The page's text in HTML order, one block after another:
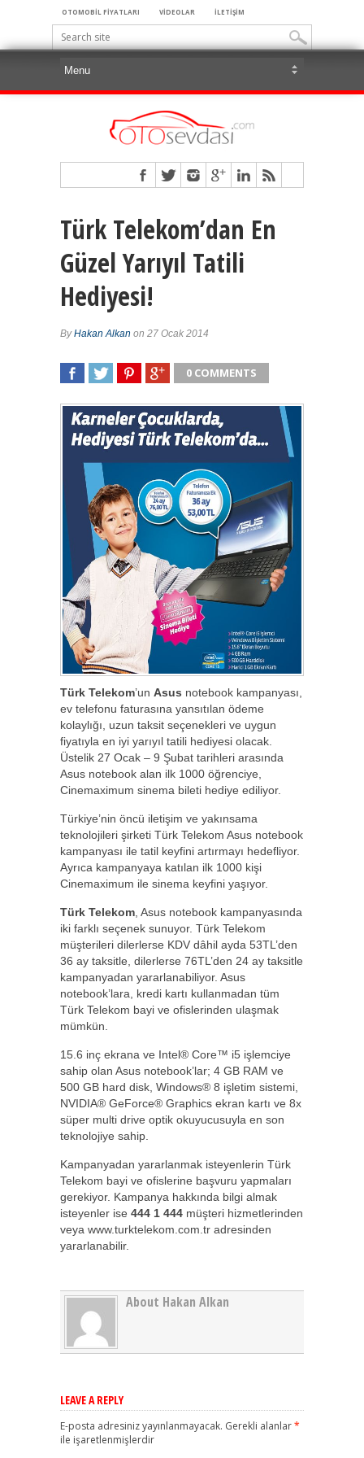
OTOMOBİL FİYATLARI VİDEOLAR İLETİŞİM
Türk Telekom’dan En
Güzel Yarıyıl Tatili
Hediyesi!
ByHakan Alkan on 27 Ocak 2014
0 COMMENTS
Türk Telekom’un Asus notebook kampanyası,
ev telefonu faturasına yansıtılan ödeme
kolaylığı, uzun taksit seçenekleri ve uygun
fiyatıyla en iyi yarıyıl tatili hediyesi olacak.
Üstelik 27 Ocak – 9 Şubat tarihleri arasında
Asus notebook alan ilk 1000 öğrenciye,
Cinemaximum sinema bileti hediye ediliyor.
Türkiye’nin öncü iletişim ve yakınsama
teknolojileri şirketi Türk Telekom Asus notebook
kampanyası ile tatil keyfini artırmayı hedefliyor.
Ayrıca kampanyaya katılan ilk 1000 kişi
Cinemaximum ile sinema keyfini yaşıyor.
Türk Telekom , Asus notebook kampanyasında
iki farklı seçenek sunuyor. Türk Telekom
müşterileri dilerlerse KDV dâhil ayda 53TL’den
36 ay taksitle, dilerlerse 76TL’den 24 ay taksitle
kampanyadan yararlanabiliyor. Asus
notebook’lara, kredi kartı kullanmadan tüm
Türk Telekom bayi ve ofislerinden ulaşmak
mümkün.
15.6 inç ekrana ve Intel® Core™ i5 işlemciye
sahip olan Asus notebook’lar; 4 GB RAM ve
500 GB hard disk, Windows® 8 işletim sistemi,
NVIDIA® GeForce® Graphics ekran kartı ve 8x
süper multi drive optik okuyucusuyla en son
teknolojiye sahip.
Kampanyadan yararlanmak isteyenlerin Türk
Telekom bayi ve ofislerine başvuru yapmaları
gerekiyor. Kampanya hakkında bilgi almak
isteyenler ise 444 1 444 müşteri hizmetlerinden
veya www.turktelekom.com.tr adresinden
yararlanabilir.
About Hakan Alkan
LEAVE A REPLY
E-posta adresiniz yayınlanmayacak. Gerekli alanlar*
ile işaretlenmişlerdir